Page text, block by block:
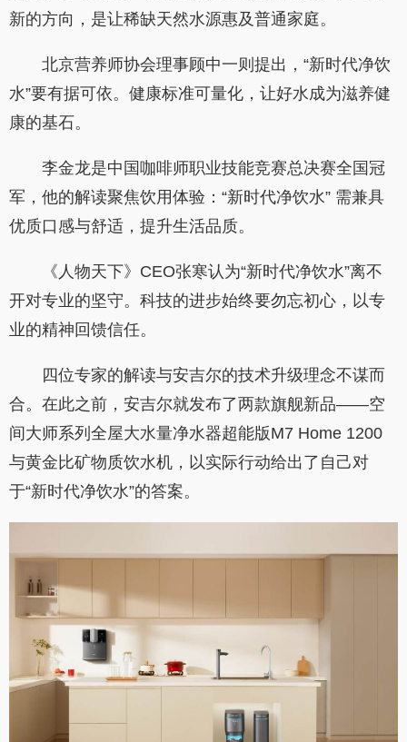
新的方向，是让稀缺天然水源惠及普通家庭。
北京营养师协会理事顾中一则提出，“新时代净饮
水”要有据可依。健康标准可量化，让好水成为滋养健
康的基石。
李金龙是中国咖啡师职业技能竞赛总决赛全国冠
军，他的解读聚焦饮用体验：“新时代净饮水” 需兼具
优质口感与舒适，提升生活品质。
《人物天下》CEO张寒认为“新时代净饮水”离不
开对专业的坚守。科技的进步始终要勿忘初心，以专
业的精神回馈信任。
四位专家的解读与安吉尔的技术升级理念不谋而
合。在此之前，安吉尔就发布了两款旗舰新品——空
间大师系列全屋大水量净水器超能版M7 Home 1200
与黄金比矿物质饮水机，以实际行动给出了自己对
于“新时代净饮水”的答案。